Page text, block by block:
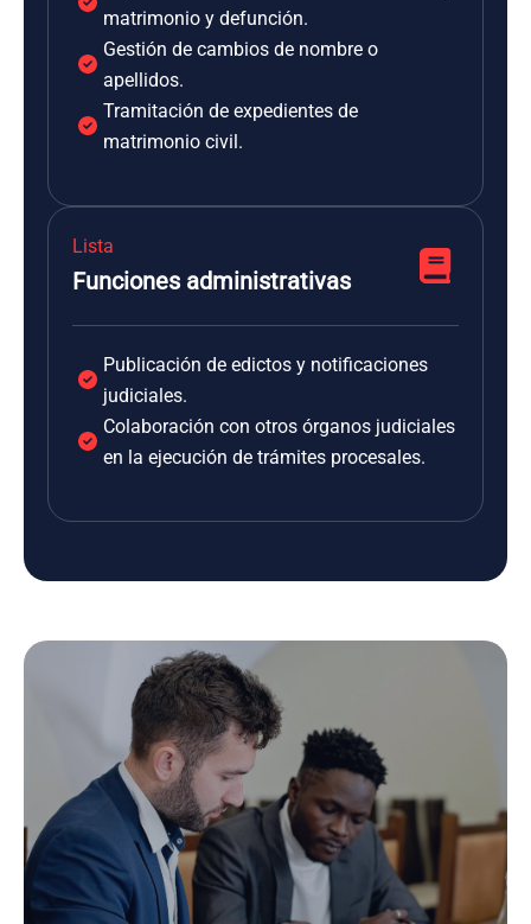
matrimonio y defunción.
Gestión de cambios de nombre o
apellidos.
Tramitación de expedientes de
matrimonio civil.
Lista
Funciones administrativas
Publicación de edictos y notificaciones
judiciales.
Colaboración con otros órganos judiciales
en la ejecución de trámites procesales.